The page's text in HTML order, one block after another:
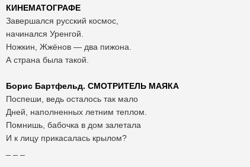
КИНЕМАТОГРАФЕ
Завершался русский космос,
начинался Уренгой.
Ножкин, Жжёнов — два пижона.
А страна была такой.
Борис Бартфельд. СМОТРИТЕЛЬ МАЯКА
Поспеши, ведь осталось так мало
Дней, наполненных летним теплом.
Помнишь, бабочка в дом залетала
И к лицу прикасалась крылом?